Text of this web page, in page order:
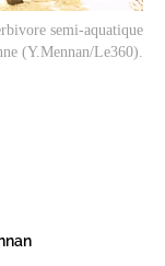
semi-aquatique
(Y.Mennan/Le360).